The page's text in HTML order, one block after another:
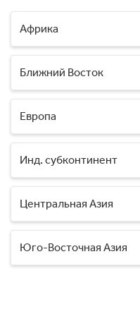
Африка
Ближний Восток
Европа
Инд. субконтинент
Центральная Азия
Юго-Восточная Азия